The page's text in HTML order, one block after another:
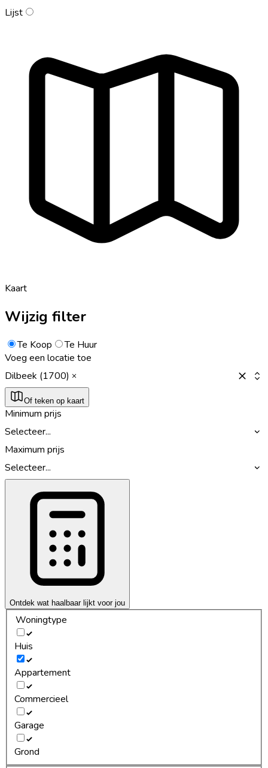
Lijst
Kaart
Wijzig filter
Te Koop
Te Huur
Voeg een locatie toe
Dilbeek (1700)
Of teken op kaart
Minimum prijs
Selecteer...
Maximum prijs
Selecteer...
Ontdek wat haalbaar lijkt voor jou
Woningtype
Huis
Appartement
Commercieel
Garage
Grond